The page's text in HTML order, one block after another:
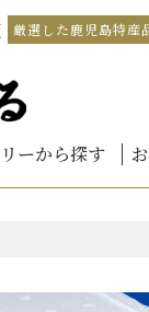
厳選した鹿児島特産
ーから探す
豚しゃぶしゃぶ
海鮮グルメ
豚加工品
豚餃子
なぎ 鹿児島産
毛和牛
かん
熊
げ